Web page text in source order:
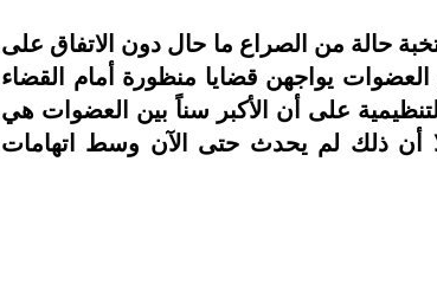
حالة من الصراع ما حال دون الاتفاق على
يواجهن قضايا منظورة أمام القضاء
على أن الأكبر سناً بين العضوات هي
أن ذلك لم يحدث حتى الآن وسط اتهامات